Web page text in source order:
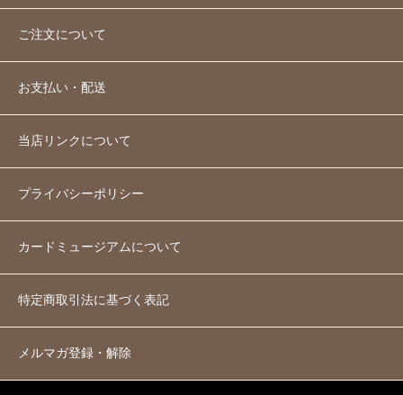
ご注文について
お支払い・配送
当店リンクについて
プライバシーポリシー
カードミュージアムについて
特定商取引法に基づく表記
メルマガ登録・解除